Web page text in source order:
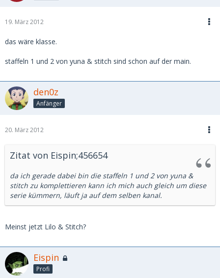
19. März 2012
das wäre klasse.
staffeln 1 und 2 von yuna & stitch sind schon auf der main.
den0z
Anfänger
20. März 2012
Zitat von Eispin;456654
da ich gerade dabei bin die staffeln 1 und 2 von yuna &
stitch zu komplettieren kann ich mich auch gleich um diese
serie kümmern, läuft ja auf dem selben kanal.
Meinst jetzt Lilo & Stitch?
Eispin
Profi